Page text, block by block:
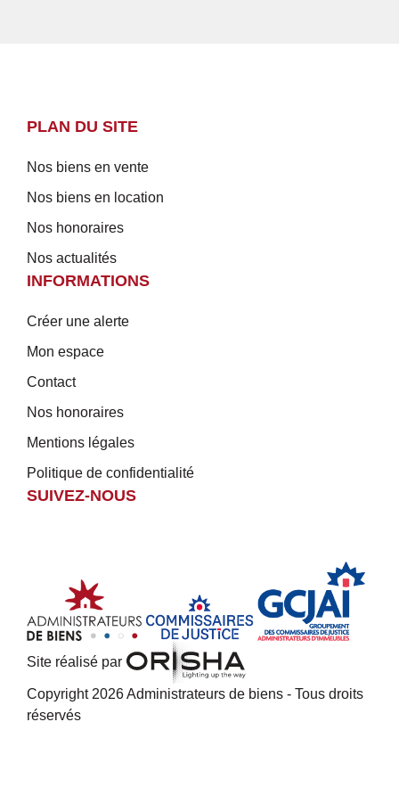
PLAN DU SITE
Nos biens en vente
Nos biens en location
Nos honoraires
Nos actualités
INFORMATIONS
Créer une alerte
Mon espace
Contact
Nos honoraires
Mentions légales
Politique de confidentialité
SUIVEZ-NOUS
Site réalisé par
Copyright 2026 Administrateurs de biens - Tous droits
réservés